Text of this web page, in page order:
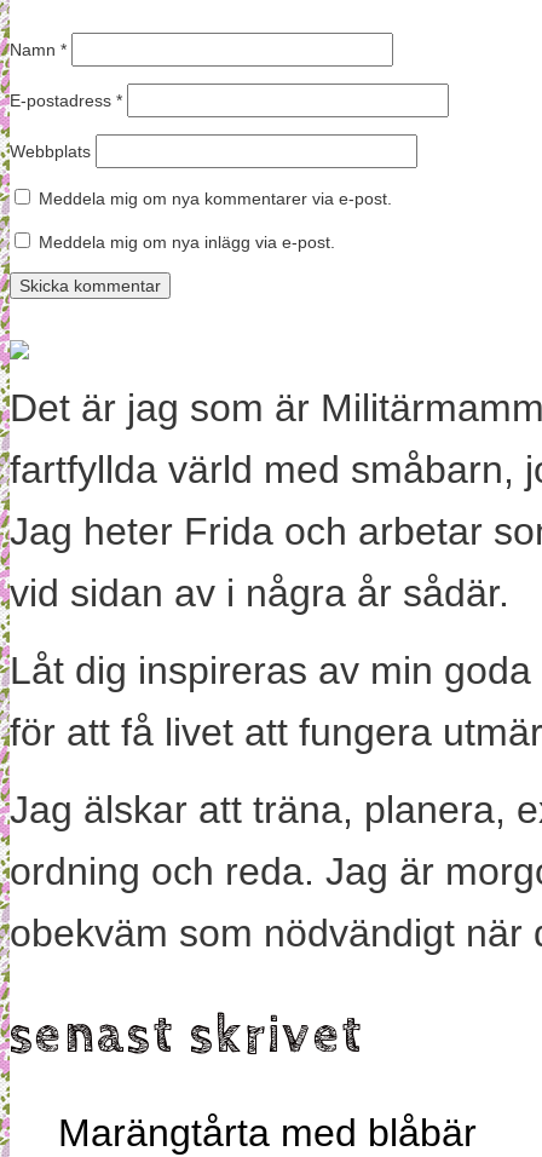
Namn *
E-postadress *
Webbplats
Meddela mig om nya kommentarer via e-post.
Meddela mig om nya inlägg via e-post.
Det är jag som är
fartfyllda värld med småbarn,
Jag heter Frida och arbetar
vid sidan av i några år sådär.
Låt dig inspireras av min
för att få livet att fungera
Jag älskar att träna, planera,
ordning och reda. Jag är
obekväm som nödvändigt när
senast skrivet
Marängtårta med blåbär